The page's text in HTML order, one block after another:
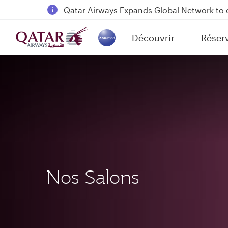
18 June 2026: Updates on Travelling with
6 August 2026: Qatar Airways flight
Qatar Airways Expands Global Network to
Découvrir
(active)
Nos Salons